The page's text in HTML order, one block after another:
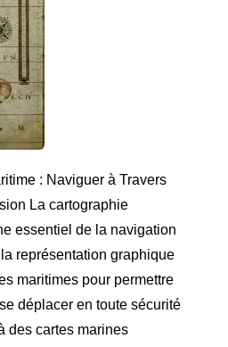
: Naviguer à Travers
La cartographie
essentiel de la navigation
représentation graphique
maritimes pour permettre
déplacer en toute sécurité
des cartes marines